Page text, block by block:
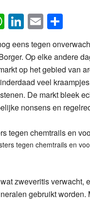
WhatsApp
LinkedIn
Email
eens tegen
Op elke andere
op het gebied van
veel
De markt bleek
nonsens en
tegen chemtrails en
zweveritis verwacht,
gebruikt